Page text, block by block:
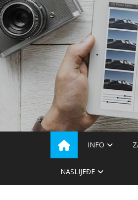
Skip
to
content
INFO
NASLIJEĐE